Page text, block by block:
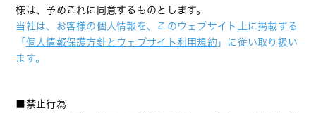
様は、予めこれに同意するものとします。
当社は、お客様の個人情報を、このウェブサイト上に掲載する
「個人情報保護方針とウェブサイト利用規約 」に従い取り扱い
ます。
■禁止行為